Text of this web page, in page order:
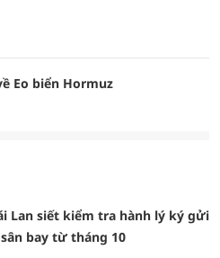
Eo biển Hormuz
Lan siết kiểm tra hành lý ký gửi
bay từ tháng 10